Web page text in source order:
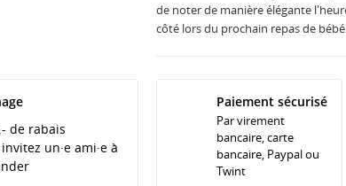
de noter de manière élégante
côté lors du prochain repas de
de rabais
un·e ami·e à
Paiement sécurisé
Par virement
bancaire, carte
bancaire, Paypal ou
Twint